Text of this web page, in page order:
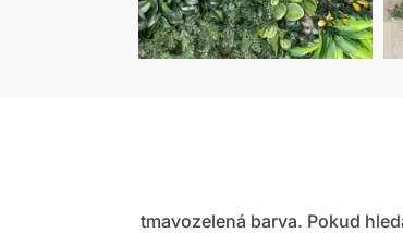
tmavozelená barva. Pokud